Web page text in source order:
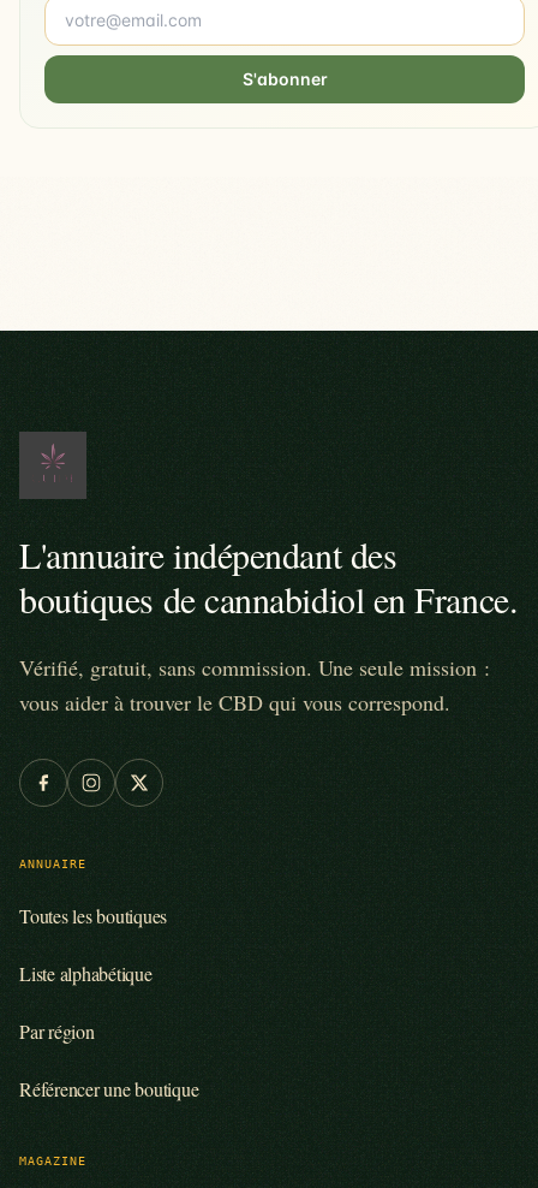
S'abonner
L'annuaire indépendant des
boutiques de cannabidiol en France.
Vérifié, gratuit, sans commission. Une seule mission :
vous aider à trouver le CBD qui vous correspond.
ANNUAIRE
Toutes les boutiques
Liste alphabétique
Par région
Référencer une boutique
MAGAZINE